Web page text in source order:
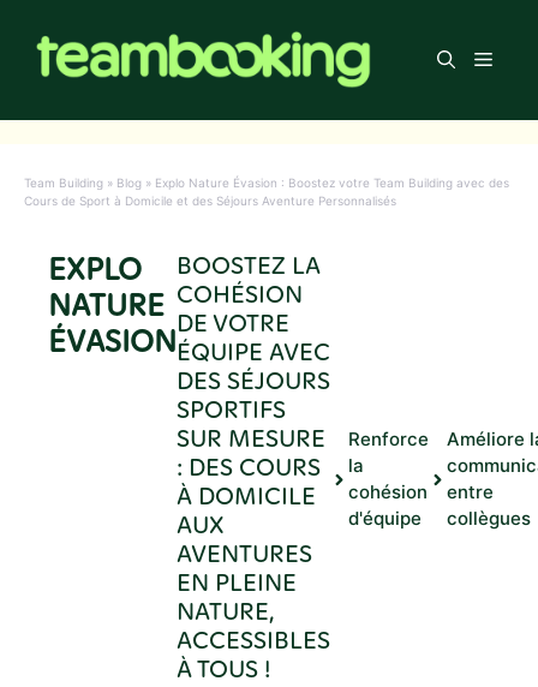
contenu
Menu
Team Building » Blog » Explo Nature Évasion : Boostez votre Team Building avec des
Cours de Sport à Domicile et des Séjours Aventure Personnalisés
EXPLO
NATURE
ÉVASION
BOOSTEZ LA
COHÉSION
DE VOTRE
ÉQUIPE AVEC
DES SÉJOURS
SPORTIFS
SUR MESURE
: DES COURS
À DOMICILE
AUX
AVENTURES
EN PLEINE
NATURE,
ACCESSIBLES
À TOUS !
Renforce
la
cohésion
d'équipe
Améliore
entre
collègues